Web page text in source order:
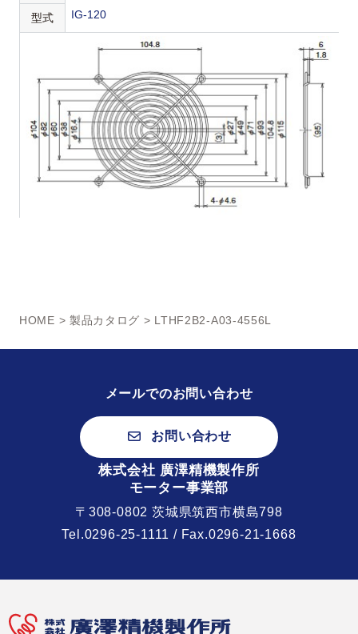
型式 IG-120
HOME > 製品カタログ > LTHF2B2-A03-4556L
メールでのお問い合わせ
お問い合わせ
株式会社 廣澤精機製作所
モーター事業部
〒308-0802 茨城県筑西市横島798
Tel.0296-25-1111 / Fax.0296-21-1668